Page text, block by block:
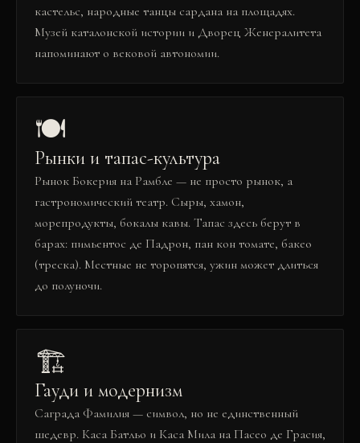
кастельс, народные танцы сардана на площадях.
Музей каталонской истории и Дворец Женералитета
напоминают о вековой автономии.
🍽️
Рынки и тапас-культура
Рынок Бокерия на Рамбле — не просто рынок, а
гастрономический театр. Сыры, хамон,
морепродукты, бокалы кавы. Тапас здесь берут в
барах: пимьентос де Падрон, пан кон томате, бакео
(треска). Местные не торопятся, ужин может длиться
до полуночи.
🏗️
Гауди и модернизм
Саграда Фамилия — символ, но не единственный
шедевр. Каса Батльо и Каса Мила на Пасео де Грасия,